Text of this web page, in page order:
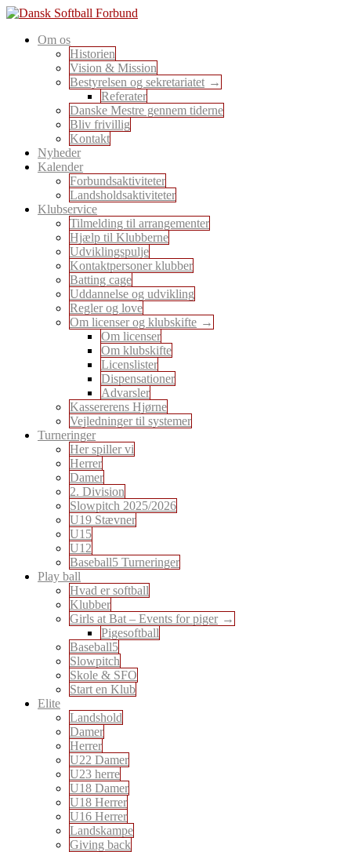
Skip
content
Dansk Softball Forbund
En sport for alle
Om os
Historien
Vision & Mission
Bestyrelsen og sekretariatet
Referater
Danske Mestre gennem tiderne
Bliv frivillig
Kontakt
Nyheder
Kalender
Forbundsaktiviteter
Landsholdsaktiviteter
Klubservice
Tilmelding til arrangementer
Hjælp til Klubberne
Udviklingspulje
Kontaktpersoner klubber
Batting cage
Uddannelse og udvikling
Regler og love
Om licenser og klubskifte
Om licenser
Om klubskifte
Licenslister
Dispensationer
Advarsler
Kassererens Hjørne
Vejledninger til systemer
Turneringer
Her spiller vi
Herrer
Damer
2. Division
Slowpitch 2025/2026
U19 Stævner
U15
U12
Baseball5 Turneringer
Play ball
Hvad er softball
Klubber
Girls at Bat – Events for piger
Pigesoftball
Baseball5
Slowpitch
Skole & SFO
Start en Klub
Elite
Landshold
Damer
Herrer
U22 Damer
U23 herre
U18 Damer
U18 Herrer
U16 Herrer
Landskampe
Giving back